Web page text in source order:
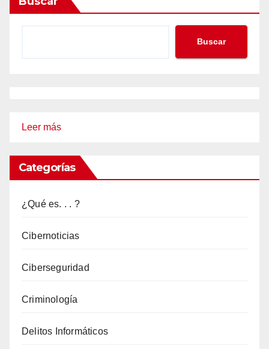
Buscar
Leer más:
Blockchain:
La
Revolución
la
Descentralizada
Categorías
¿Qué es. . . ?
Cibernoticias
Ciberseguridad
Criminología
Delitos Informáticos